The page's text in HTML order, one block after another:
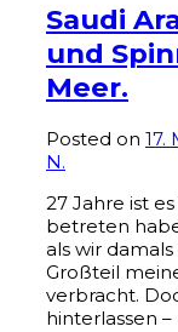
Saudi
und
Meer.
Posted on 17.
N.
27 Jahre ist
betreten
als wir
Großteil
verbracht.
hinterlassen